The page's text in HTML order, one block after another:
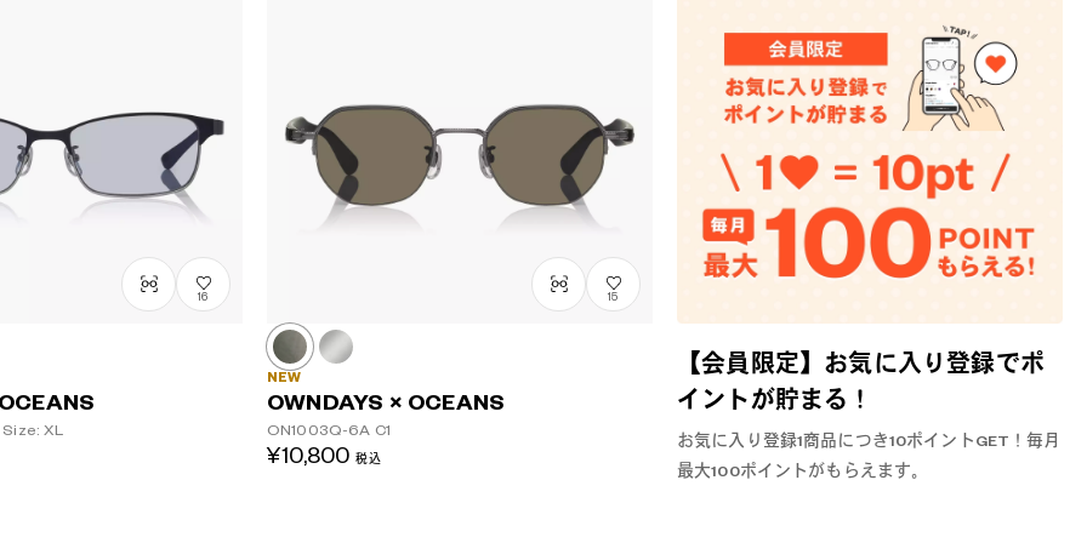
【会員限定】お気に入り登録でポ
イントが貯まる！
お気に入り登録1商品につき10ポイントGET！毎月
最大100ポイントがもらえます。
16
Size: XL
15
NEW
OWNDAYS × OCEANS
ON1003Q-6A C1
¥10,800 税込